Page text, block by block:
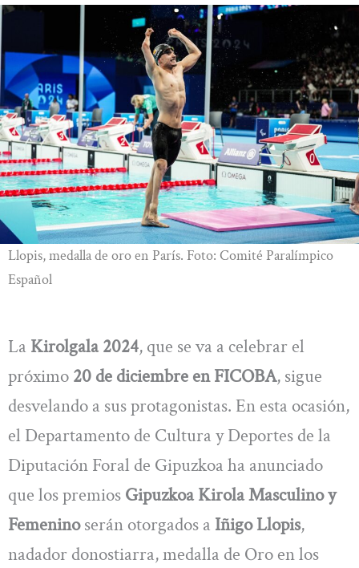
Llopis, medalla de oro en París. Foto: Comité Paralímpico
Español
La Kirolgala 2024, que se va a celebrar el
próximo 20 de diciembre en FICOBA, sigue
desvelando a sus protagonistas. En esta ocasión,
el Departamento de Cultura y Deportes de la
Diputación Foral de Gipuzkoa ha anunciado
que los premios Gipuzkoa Kirola Masculino y
Femeninoserán otorgados a Iñigo Llopis,
nadador donostiarra, medalla de Oro en los